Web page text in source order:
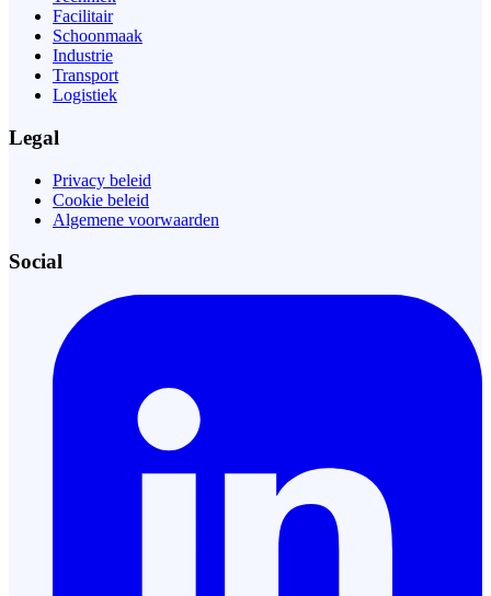
Facilitair
Schoonmaak
Industrie
Transport
Logistiek
Legal
Privacy beleid
Cookie beleid
Algemene voorwaarden
Social